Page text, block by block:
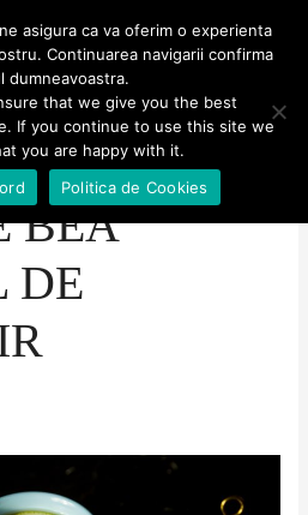
MENU
MENU
BEA
DE
asigura ca va oferim o experienta
Continuarea navigarii confirma
dumneavoastra.
that we give you the best
If you continue to use this site we
you are happy with it.
Politica de Cookies